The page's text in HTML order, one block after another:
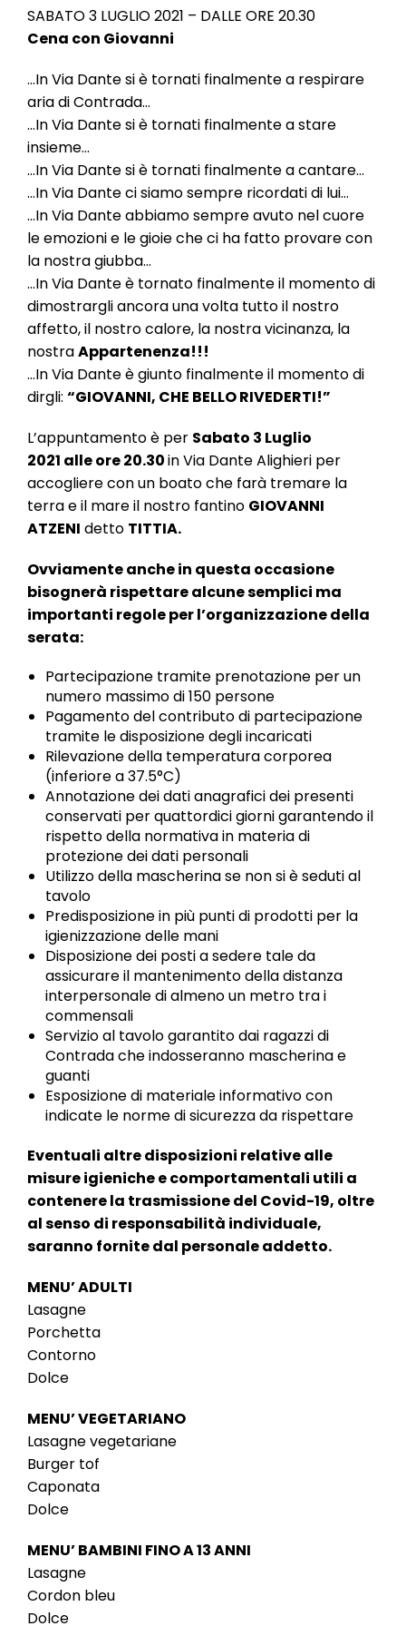
SABATO 3 LUGLIO 2021 – DALLE ORE 20.30
Cena con Giovanni
…In Via Dante si è tornati finalmente a respirare
aria di Contrada…
…In Via Dante si è tornati finalmente a stare
insieme…
…In Via Dante si è tornati finalmente a cantare…
…In Via Dante ci siamo sempre ricordati di lui…
…In Via Dante abbiamo sempre avuto nel cuore
le emozioni e le gioie che ci ha fatto provare con
la nostra giubba…
…In Via Dante è tornato finalmente il momento di
dimostrargli ancora una volta tutto il nostro
affetto, il nostro calore, la nostra vicinanza, la
nostraAppartenenza!!!
…In Via Dante è giunto finalmente il momento di
dirgli: “GIOVANNI, CHE BELLO RIVEDERTI!”
L’appuntamento è per Sabato 3 Luglio
2021 alle ore 20.30in Via Dante Alighieri per
accogliere con un boato che farà tremare la
terra e il mare il nostro fantino GIOVANNI
ATZENI detto TITTIA.
Ovviamente anche in questa occasione
bisognerà rispettare alcune semplici ma
importanti regole per l’organizzazione della
serata:
Partecipazione tramite prenotazione per un
numero massimo di 150 persone
Pagamento del contributo di partecipazione
tramite le disposizione degli incaricati
Rilevazione della temperatura corporea
(inferiore a 37.5°C)
Annotazione dei dati anagrafici dei presenti
conservati per quattordici giorni garantendo il
rispetto della normativa in materia di
protezione dei dati personali
Utilizzo della mascherina se non si è seduti al
tavolo
Predisposizione in più punti di prodotti per la
igienizzazione delle mani
Disposizione dei posti a sedere tale da
assicurare il mantenimento della distanza
interpersonale di almeno un metro tra i
commensali
Servizio al tavolo garantito dai ragazzi di
Contrada che indosseranno mascherina e
guanti
Esposizione di materiale informativo con
indicate le norme di sicurezza da rispettare
Eventuali altre disposizioni relative alle
misure igieniche e comportamentali utili a
contenere la trasmissione del Covid-19, oltre
al senso di responsabilità individuale,
saranno fornite dal personale addetto.
MENU’ ADULTI
Lasagne
Porchetta
Contorno
Dolce
MENU’ VEGETARIANO
Lasagne vegetariane
Burger tof
Caponata
Dolce
MENU’ BAMBINI FINO A 13 ANNI
Lasagne
Cordon bleu
Dolce